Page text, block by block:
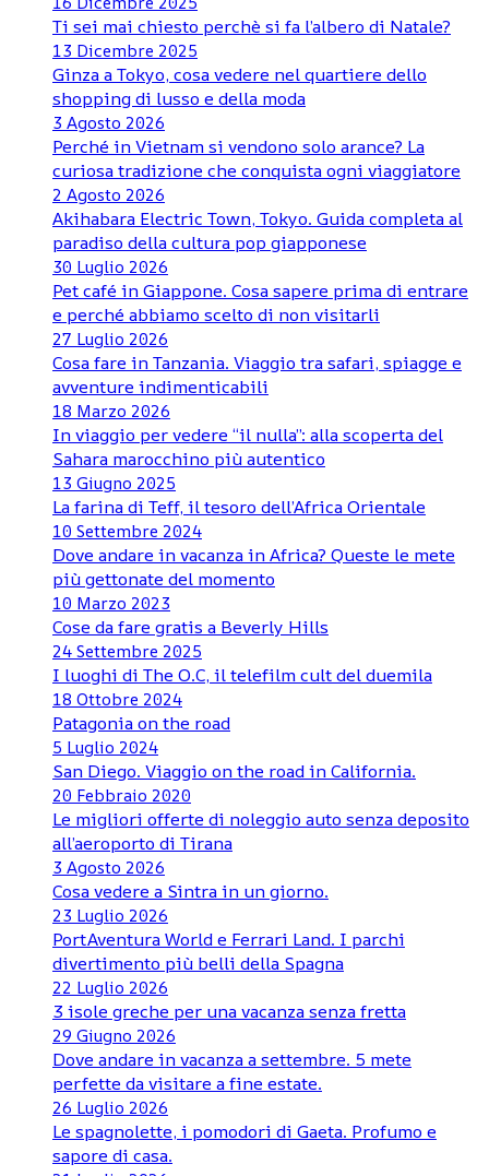
Ti sei mai chiesto perchè si fa l’albero di Natale?
13 Dicembre 2025
Ginza a Tokyo, cosa vedere nel quartiere dello
shopping di lusso e della moda
3 Agosto 2026
Perché in Vietnam si vendono solo arance? La
curiosa tradizione che conquista ogni viaggiatore
2 Agosto 2026
Akihabara Electric Town, Tokyo. Guida completa al
paradiso della cultura pop giapponese
30 Luglio 2026
Pet café in Giappone. Cosa sapere prima di entrare
e perché abbiamo scelto di non visitarli
27 Luglio 2026
Cosa fare in Tanzania. Viaggio tra safari, spiagge e
avventure indimenticabili
18 Marzo 2026
In viaggio per vedere “il nulla”: alla scoperta del
Sahara marocchino più autentico
13 Giugno 2025
La farina di Teff, il tesoro dell’Africa Orientale
10 Settembre 2024
Dove andare in vacanza in Africa? Queste le mete
più gettonate del momento
10 Marzo 2023
Cose da fare gratis a Beverly Hills
24 Settembre 2025
I luoghi di The O.C, il telefilm cult del duemila
18 Ottobre 2024
Patagonia on the road
5 Luglio 2024
San Diego. Viaggio on the road in California.
20 Febbraio 2020
Le migliori offerte di noleggio auto senza deposito
all’aeroporto di Tirana
3 Agosto 2026
Cosa vedere a Sintra in un giorno.
23 Luglio 2026
PortAventura World e Ferrari Land. I parchi
divertimento più belli della Spagna
22 Luglio 2026
3 isole greche per una vacanza senza fretta
29 Giugno 2026
Dove andare in vacanza a settembre. 5 mete
perfette da visitare a fine estate.
26 Luglio 2026
Le spagnolette, i pomodori di Gaeta. Profumo e
sapore di casa.